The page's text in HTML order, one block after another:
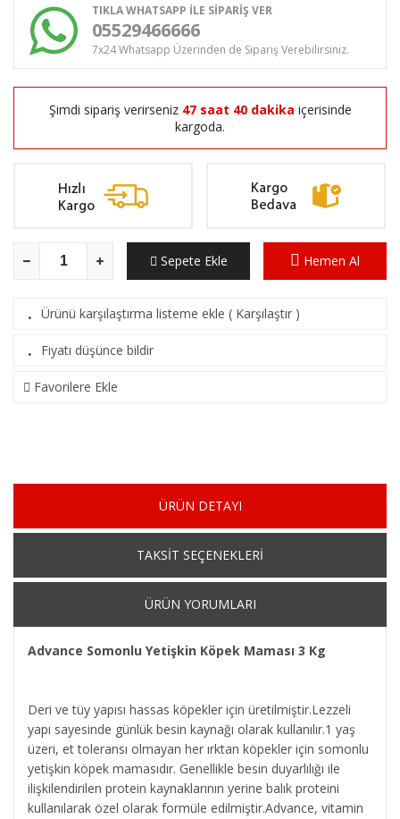
TIKLA WHATSAPP İLE SİPARİŞ VER
05529466666
7x24 Whatsapp Üzerinden de Sipariş Verebilirsiniz.
Şimdi sipariş verirseniz 47 saat 40 dakika içerisinde
kargoda.
Sepete Ekle Hemen Al
· Ürünü karşılaştırma listeme ekle ( Karşılaştır )
· Fiyatı düşünce bildir
Favorilere Ekle
ÜRÜN DETAYI
TAKSİT SEÇENEKLERİ
ÜRÜN YORUMLARI
Advance Somonlu Yetişkin Köpek Maması 3 Kg
Deri ve tüy yapısı hassas köpekler için üretilmiştir.Lezzeli
yapı sayesinde günlük besin kaynağı olarak kullanılır.1 yaş
üzeri, et toleransı olmayan her ırktan köpekler için somonlu
yetişkin köpek mamasıdır. Genellikle besin duyarlılığı ile
ilişkilendirilen protein kaynaklarının yerine balık proteini
kullanılarak özel olarak formüle edilmiştir.Advance, vitamin